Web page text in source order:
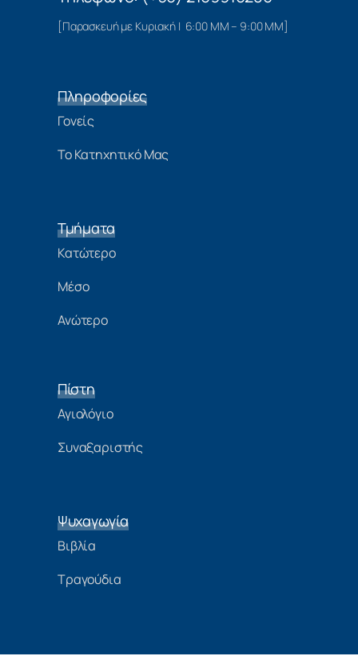
[Παρασκευή με Κυριακή | 6:00 ΜΜ – 9:00 ΜΜ]
Πληροφορίες
Γονείς
Το Κατηχητικό Μας
Τμήματα
Κατώτερο
Μέσο
Ανώτερο
Πίστη
Αγιολόγιο
Συναξαριστής
Ψυχαγωγία
Βιβλία
Τραγούδια